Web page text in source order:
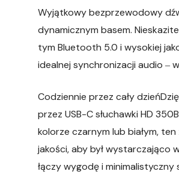
Wyjątkowy bezprzewodowy
dynamicznym basem.
tym Bluetooth 5.0 i wysokiej
idealnej synchronizacji audio ‒
Codziennie przez cały
przez USB-C słuchawki HD
kolorze czarnym lub białym,
jakości, aby był wystarczająco
łączy wygodę i minimalistyczny